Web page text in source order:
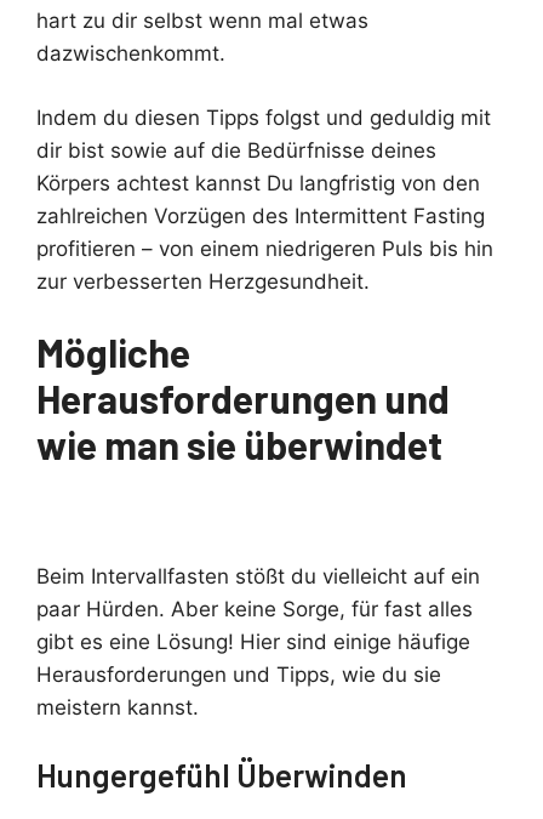
hart zu dir selbst wenn mal etwas
dazwischenkommt.
Indem du diesen Tipps folgst und geduldig mit
dir bist sowie auf die Bedürfnisse deines
Körpers achtest kannst Du langfristig von den
zahlreichen Vorzügen des Intermittent Fasting
profitieren – von einem niedrigeren Puls bis hin
zur verbesserten Herzgesundheit.
Mögliche
Herausforderungen und
wie man sie überwindet
Beim Intervallfasten stößt du vielleicht auf ein
paar Hürden. Aber keine Sorge, für fast alles
gibt es eine Lösung! Hier sind einige häufige
Herausforderungen und Tipps, wie du sie
meistern kannst.
Hungergefühl Überwinden